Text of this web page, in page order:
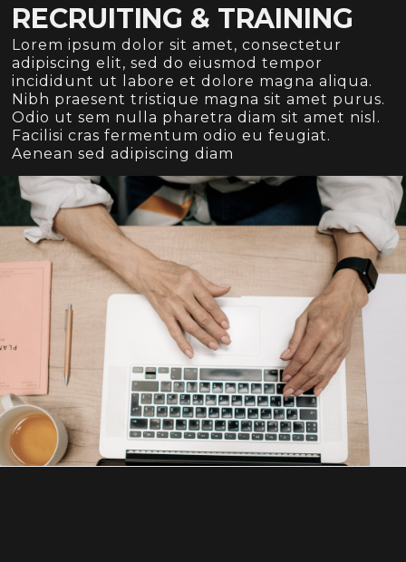
RECRUITING & TRAINING
Lorem ipsum dolor sit amet, consectetur
adipiscing elit, sed do eiusmod tempor
incididunt ut labore et dolore magna aliqua.
Nibh praesent tristique magna sit amet purus.
Odio ut sem nulla pharetra diam sit amet nisl.
Facilisi cras fermentum odio eu feugiat.
Aenean sed adipiscing diam